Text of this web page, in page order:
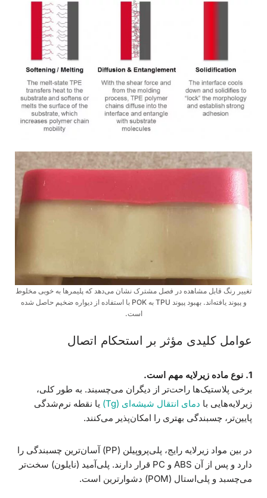
تغییر رنگ قابل مشاهده در فصل مشترک نشان می‌دهد که پلیمرها به خوبی مخلوط
و پیوند یافته‌اند. بهبود پیوند TPU به POK با استفاده از دیواره ضخیم حاصل شده
است.
عوامل کلیدی مؤثر بر استحکام اتصال
1. نوع ماده زیرلایه مهم است.
برخی پلاستیک‌ها راحت‌تر از دیگران می‌چسبند. به طور کلی،
زیرلایه‌هایی با دمای انتقال شیشه‌ای (Tg)
یا نقطه نرم‌شدگی
پایین‌تر، چسبندگی بهتری را امکان‌پذیر می‌کنند.
در بین مواد زیرلایه رایج، پلی‌پروپیلن (PP) آسان‌ترین چسبندگی را
دارد و پس از آن ABS و PC قرار دارند. پلی‌آمید (نایلون) سخت‌تر
می‌چسبد و پلی‌استال (POM) دشوارترین است.